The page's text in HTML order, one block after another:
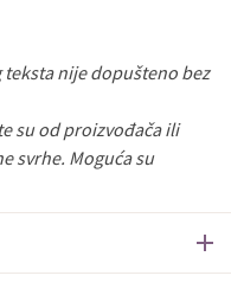
teksta nije dopušteno bez
su od proizvođača ili
svrhe. Moguća su